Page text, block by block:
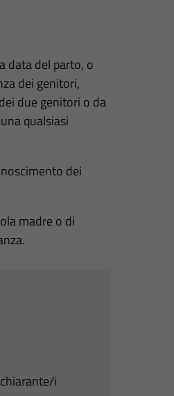
data del parto, o
dei genitori,
due genitori o da
qualsiasi
dei
madre o di
i